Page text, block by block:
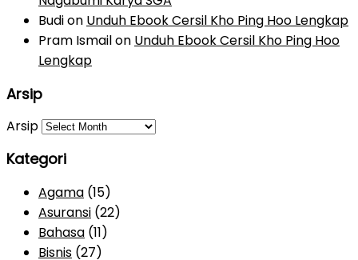
Budion Unduh Ebook Cersil Kho Ping Hoo Lengkap
Pram Ismailon Unduh Ebook Cersil Kho Ping Hoo
Lengkap
Arsip
Arsip
Kategori
Agama (15)
Asuransi (22)
Bahasa (11)
Bisnis (27)